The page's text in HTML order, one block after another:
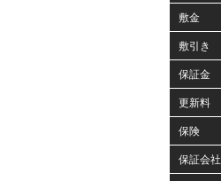
敷金
敷引き
保証金
更新料
保険
保証会社